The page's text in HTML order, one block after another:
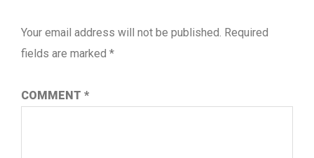
Your email address will not be published. Required
fields are marked *
COMMENT *